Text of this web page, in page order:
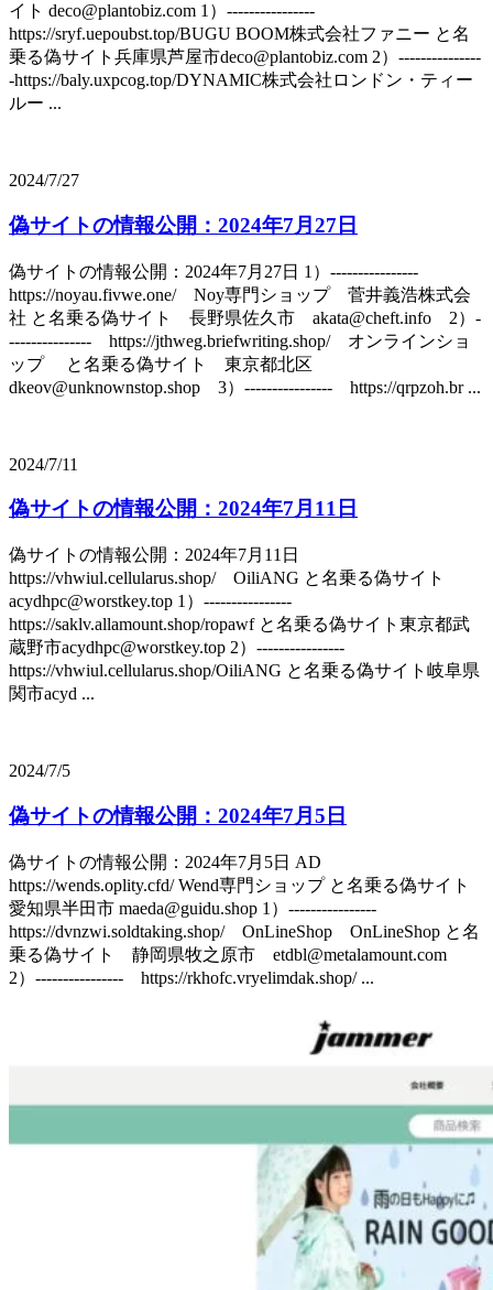
イト deco@plantobiz.com 1）----------------
https://sryf.uepoubst.top/BUGU BOOM株式会社ファニー と名
乗る偽サイト兵庫県芦屋市deco@plantobiz.com 2）---------------
-https://baly.uxpcog.top/DYNAMIC株式会社ロンドン・ティー
ルー ...
2024/7/27
偽サイトの情報公開：2024年7月27日
偽サイトの情報公開：2024年7月27日 1）----------------
https://noyau.fivwe.one/ Noy専門ショップ 菅井義浩株式会
社 と名乗る偽サイト 長野県佐久市 akata@cheft.info 2）-
--------------- https://jthweg.briefwriting.shop/ オンラインショ
ップ と名乗る偽サイト 東京都北区
dkeov@unknownstop.shop 3）---------------- https://qrpzoh.br ...
2024/7/11
偽サイトの情報公開：2024年7月11日
偽サイトの情報公開：2024年7月11日
https://vhwiul.cellularus.shop/ OiliANG と名乗る偽サイト
acydhpc@worstkey.top 1）----------------
https://saklv.allamount.shop/ropawf と名乗る偽サイト東京都武
蔵野市acydhpc@worstkey.top 2）----------------
https://vhwiul.cellularus.shop/OiliANG と名乗る偽サイト岐阜県
関市acyd ...
2024/7/5
偽サイトの情報公開：2024年7月5日
偽サイトの情報公開：2024年7月5日 AD
https://wends.oplity.cfd/ Wend専門ショップ と名乗る偽サイト
愛知県半田市 maeda@guidu.shop 1）----------------
https://dvnzwi.soldtaking.shop/ OnLineShop OnLineShop と名
乗る偽サイト 静岡県牧之原市 etdbl@metalamount.com
2）---------------- https://rkhofc.vryelimdak.shop/ ...